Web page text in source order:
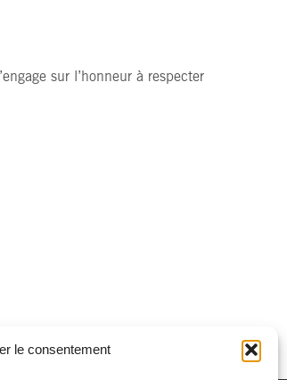
le consentement
sur l’honneur à respecter